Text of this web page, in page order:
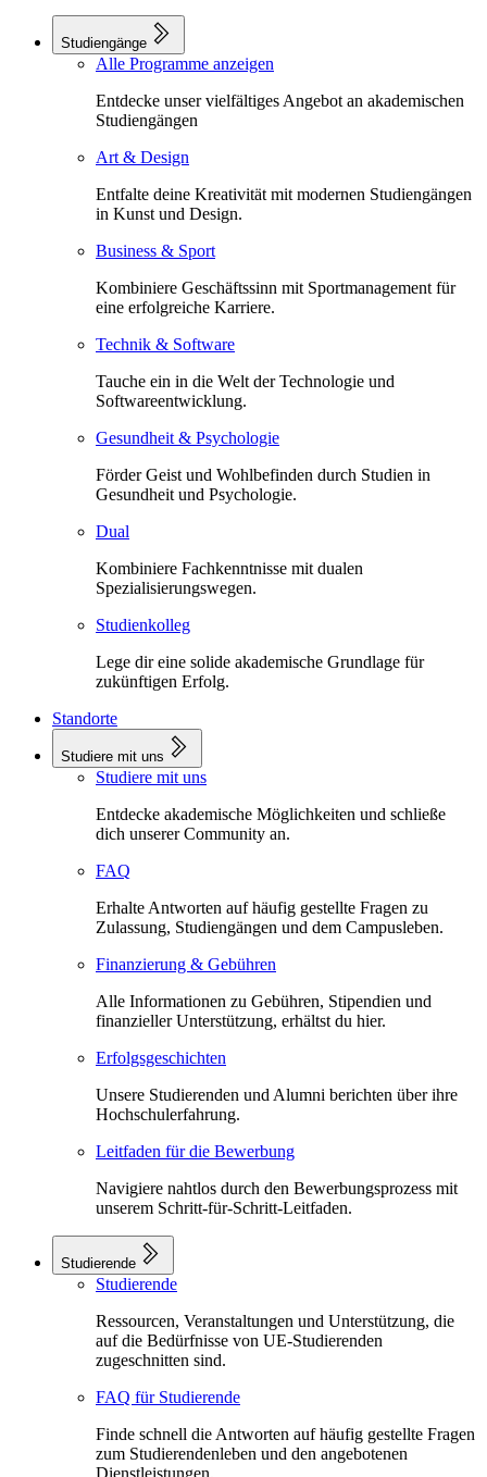
Studiengänge
Alle Programme anzeigen
Entdecke unser vielfältiges Angebot an akademischen
Studiengängen
Art & Design
Entfalte deine Kreativität mit modernen Studiengängen
in Kunst und Design.
Business & Sport
Kombiniere Geschäftssinn mit Sportmanagement für
eine erfolgreiche Karriere.
Technik & Software
Tauche ein in die Welt der Technologie und
Softwareentwicklung.
Gesundheit & Psychologie
Förder Geist und Wohlbefinden durch Studien in
Gesundheit und Psychologie.
Dual
Kombiniere Fachkenntnisse mit dualen
Spezialisierungswegen.
Studienkolleg
Lege dir eine solide akademische Grundlage für
zukünftigen Erfolg.
Standorte
Studiere mit uns
Studiere mit uns
Entdecke akademische Möglichkeiten und schließe
dich unserer Community an.
FAQ
Erhalte Antworten auf häufig gestellte Fragen zu
Zulassung, Studiengängen und dem Campusleben.
Finanzierung & Gebühren
Alle Informationen zu Gebühren, Stipendien und
finanzieller Unterstützung, erhältst du hier.
Erfolgsgeschichten
Unsere Studierenden und Alumni berichten über ihre
Hochschulerfahrung.
Leitfaden für die Bewerbung
Navigiere nahtlos durch den Bewerbungsprozess mit
unserem Schritt-für-Schritt-Leitfaden.
Studierende
Studierende
Ressourcen, Veranstaltungen und Unterstützung, die
auf die Bedürfnisse von UE-Studierenden
zugeschnitten sind.
FAQ für Studierende
Finde schnell die Antworten auf häufig gestellte Fragen
zum Studierendenleben und den angebotenen
Dienstleistungen.